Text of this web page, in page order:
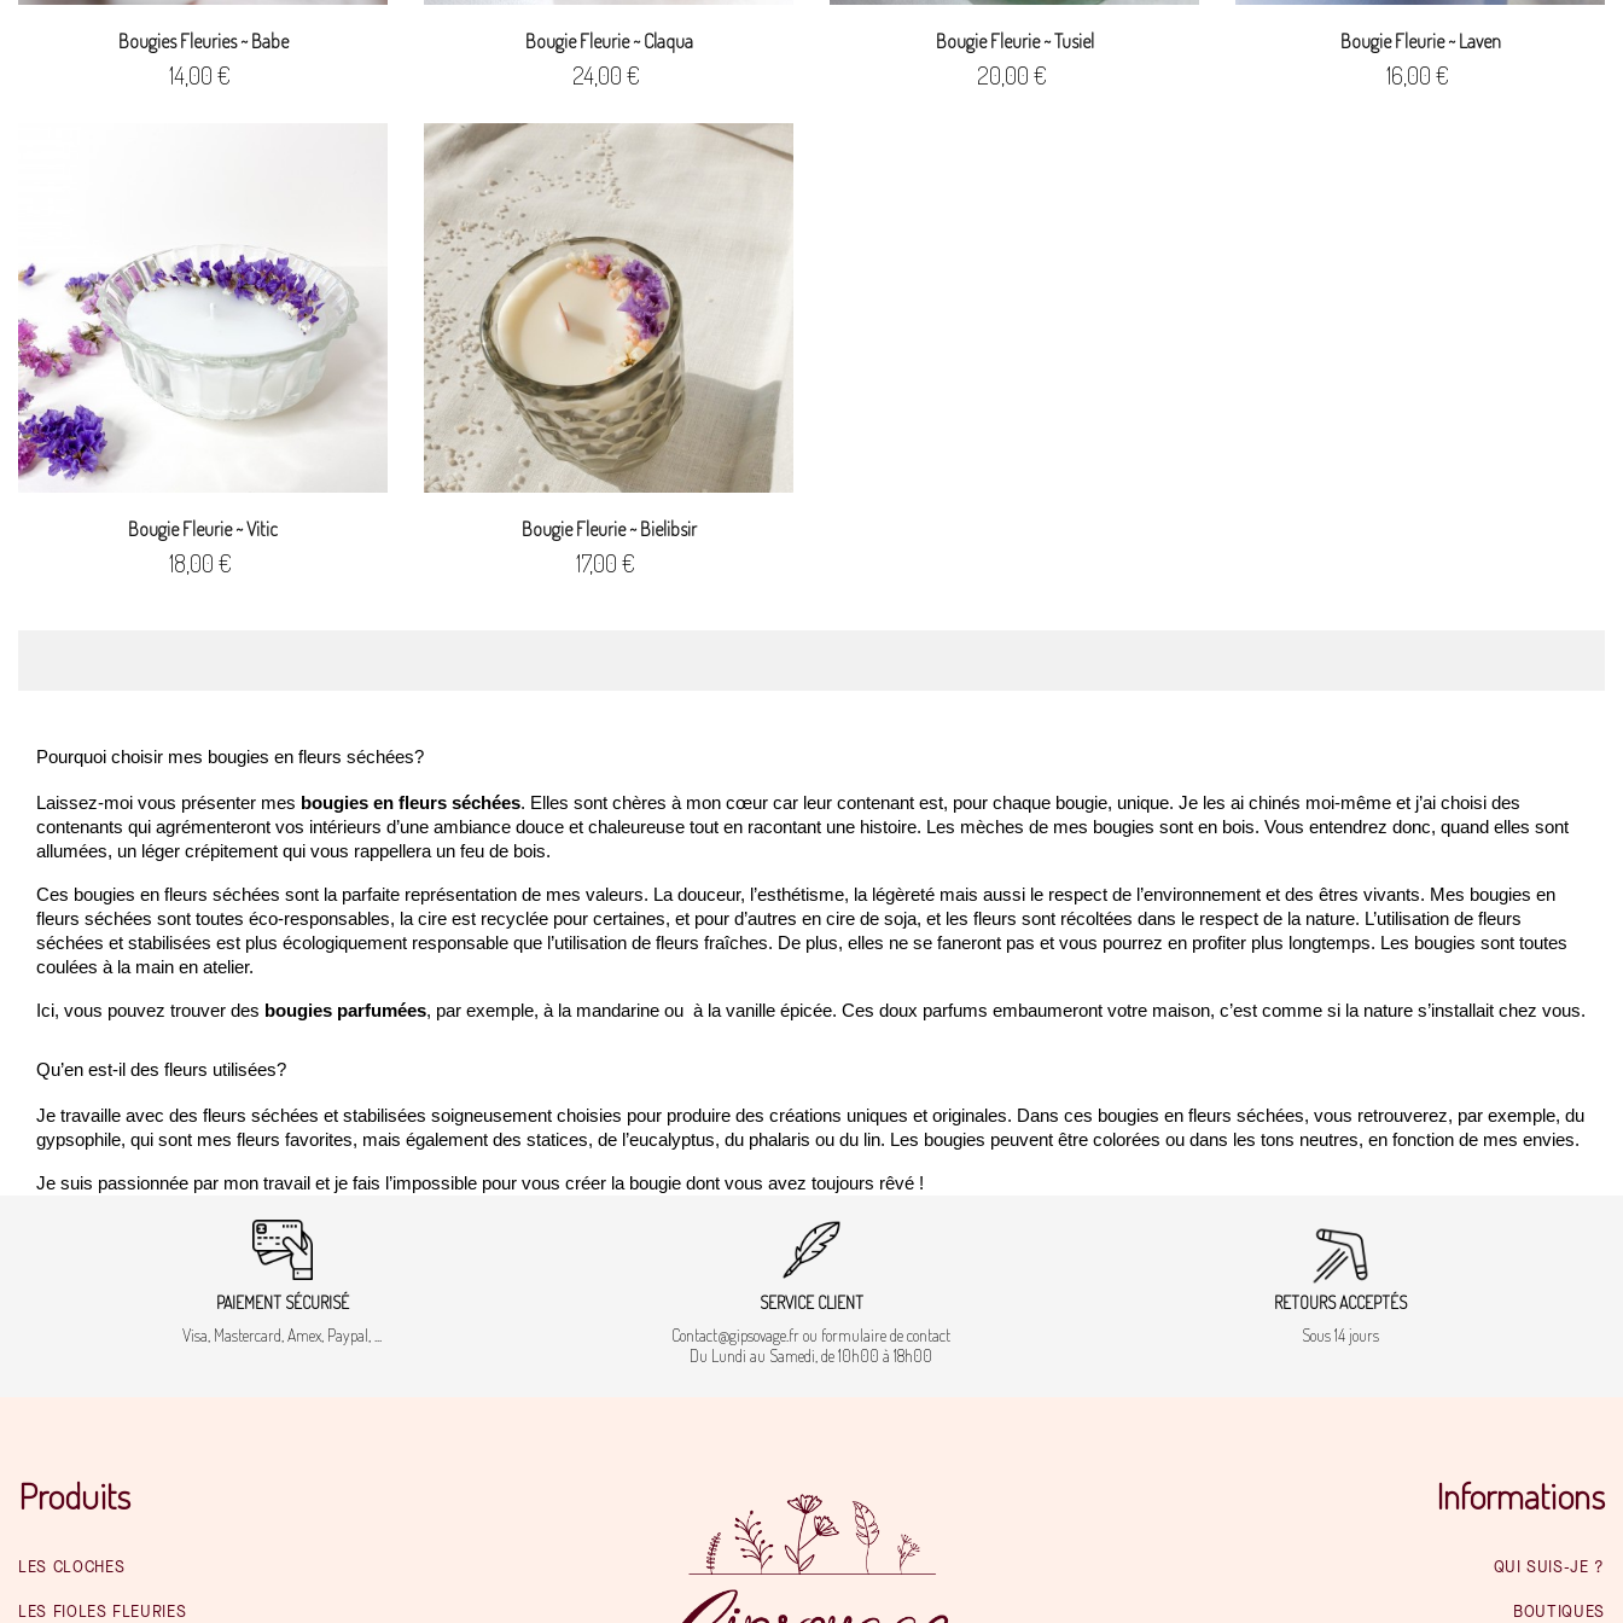
Bougies Fleuries ~ Babe
Prix
14,00 €
Bougie Fleurie ~ Claqua
Prix
24,00 €
Bougie Fleurie ~ Tusiel
Prix
20,00 €
Bougie Fleurie ~ Laven
Prix
16,00 €
Bougie Fleurie ~ Vitic
Prix
18,00 €
Bougie Fleurie ~ Bielibsir
Prix
17,00 €
Pourquoi choisir mes bougies en fleurs séchées?
Laissez-moi vous présenter mes bougies en fleurs séchées. Elles sont chères à mon cœur car leur contenant est, pour chaque bougie, unique. Je les ai chinés moi-même et j’ai choisi des
contenants qui agrémenteront vos intérieurs d’une ambiance douce et chaleureuse tout en racontant une histoire. Les mèches de mes bougies sont en bois. Vous entendrez donc, quand elles sont
allumées, un léger crépitement qui vous rappellera un feu de bois.
Ces bougies en fleurs séchées sont la parfaite représentation de mes valeurs. La douceur, l’esthétisme, la légèreté mais aussi le respect de l’environnement et des êtres vivants. Mes bougies en
fleurs séchées sont toutes éco-responsables, la cire est recyclée pour certaines, et pour d’autres en cire de soja, et les fleurs sont récoltées dans le respect de la nature. L’utilisation de fleurs
séchées et stabilisées est plus écologiquement responsable que l’utilisation de fleurs fraîches. De plus, elles ne se faneront pas et vous pourrez en profiter plus longtemps. Les bougies sont toutes
coulées à la main en atelier.
Ici, vous pouvez trouver des bougies parfumées, par exemple, à la mandarine ou  à la vanille épicée. Ces doux parfums embaumeront votre maison, c’est comme si la nature s’installait chez vous.
Qu’en est-il des fleurs utilisées?
Je travaille avec des fleurs séchées et stabilisées soigneusement choisies pour produire des créations uniques et originales. Dans ces bougies en fleurs séchées, vous retrouverez, par exemple, du
gypsophile, qui sont mes fleurs favorites, mais également des statices, de l’eucalyptus, du phalaris ou du lin. Les bougies peuvent être colorées ou dans les tons neutres, en fonction de mes envies.
Je suis passionnée par mon travail et je fais l’impossible pour vous créer la bougie dont vous avez toujours rêvé !
PAIEMENT SÉCURISÉ
Visa, Mastercard, Amex, Paypal, ...
SERVICE CLIENT
Contact@gipsovage.fr ou formulaire de contact
Du Lundi au Samedi, de 10h00 à 18h00
RETOURS ACCEPTÉS
Sous 14 jours
Produits
LES CLOCHES
LES FIOLES FLEURIES
Informations
QUI SUIS-JE ?
BOUTIQUES